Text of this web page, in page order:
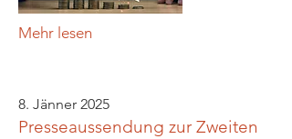
Mehr lesen
8. Jänner 2025
Presseaussendung zur Zweiten